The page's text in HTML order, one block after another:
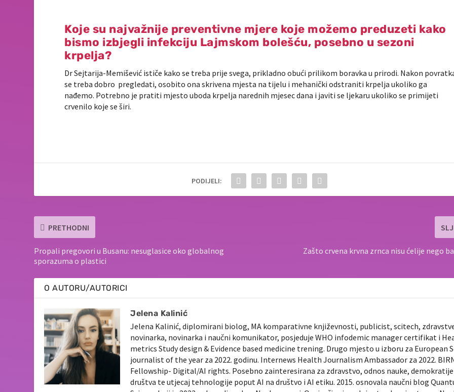
Koje su najvažnije preventivne mjere koje možemo preduzeti kako
bismo izbjegli infekciju Lajmskom bolešću, posebno u sezoni
krpelja?
Dr Sejtarija-Memišević ističe kako se treba prije svega, prikladno obući prilikom boravka u prirodi. Nakon
se treba dobro pregledati, osobito ona skrivena mjesta na tijelu i mehanički odstraniti krpelja ukoliko ga
nađemo. Potrebno je pratiti mjesto uboda krpelja narednih mjesec dana i javiti se ljekaru ukoliko se primijeti
crvenilo koje se širi.
PODIJELI:
PRETHODNI
Propali pregovori u Busanu: nesuglasice oko globalnog
sporazuma o plastici
Zašto crvena krvna zrnca nisu ćelije nego
O AUTORU/AUTORICI
Jelena Kalinić
Jelena Kalinić, diplomirani biolog, MA komparativne književnosti, publicist, scitech,
novinarka, novinarka i naučni komunikator, posjeduje WHO infodemic manager certifikat i
metrics Study design & Evidence based medicine trening. Drugo mjesto u izboru za European
journalist of the year za 2022. godinu. Internews Health Journalism Ambassador za 2022.
Fellowship- Digital/AI rights. Posebno zainteresirana za zdravstvo, odnos nauke,
društva te utjecaj tehnologije poput AI na društvo i AI etiku. 2015. osnovala naučni blog